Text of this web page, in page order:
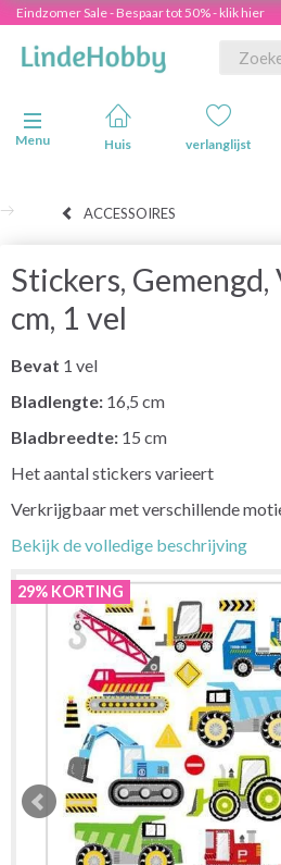
Eindzomer Sale - Bespaar tot 50% - klik hier
Navigatie in-/uitschakelen
Menu
Huis verlanglijst
ACCESSOIRES
Stickers,
cm, 1 vel
Bevat 1 vel
Bladlengte: 16,5 cm
Bladbreedte: 15 cm
Het aantal stickers varieert
Verkrijgbaar met verschillende
Bekijk de volledige beschrijving
29% KORTING